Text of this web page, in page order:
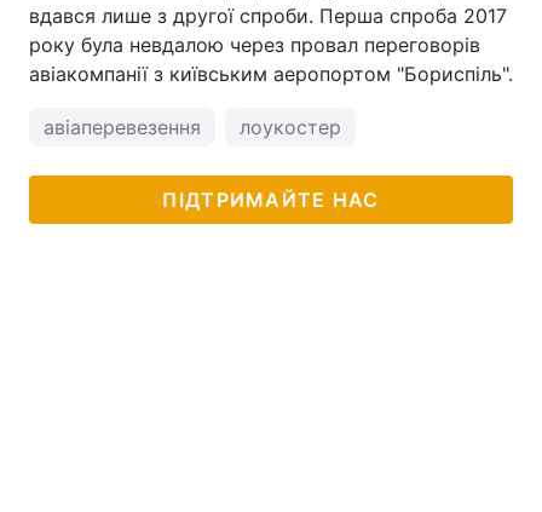
вдався лише з другої спроби. Перша спроба 2017
року була невдалою через провал переговорів
авіакомпанії з київським аеропортом "Бориспіль".
авіаперевезення лоукостер
ПІДТРИМАЙТЕ НАС